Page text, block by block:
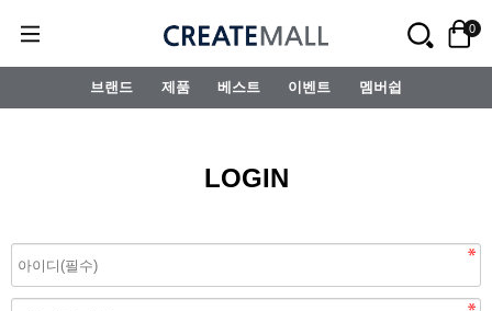
0
브랜드 제품 베스트 이벤트 멤버쉽
LOGIN